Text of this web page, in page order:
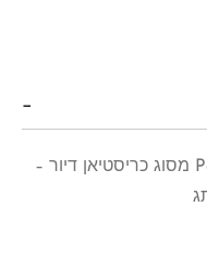
100 :עם נפח כללי (מ"ל) של Perfume מסוג כריסטיאן דיור –